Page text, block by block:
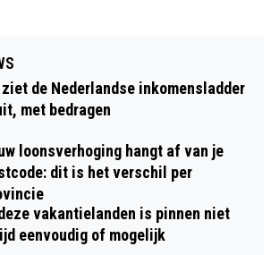
ziet de Nederlandse inkomensladder
met bedragen
loonsverhoging hangt af van je
dit is het verschil per
vakantielanden is pinnen niet
eenvoudig of mogelijk